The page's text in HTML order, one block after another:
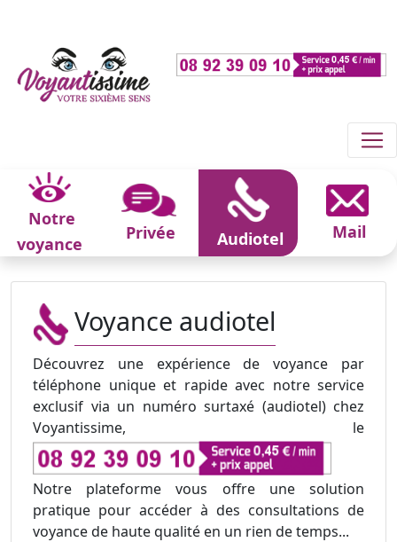
Notre
voyance
Privée Audiotel Mail
Voyance audiotel
Découvrez une expérience de voyance par
téléphone unique et rapide avec notre service
exclusif via un numéro surtaxé (audiotel) chez
Voyantissime, le
Notre plateforme vous offre une solution
pratique pour accéder à des consultations de
voyance de haute qualité en un rien de temps...